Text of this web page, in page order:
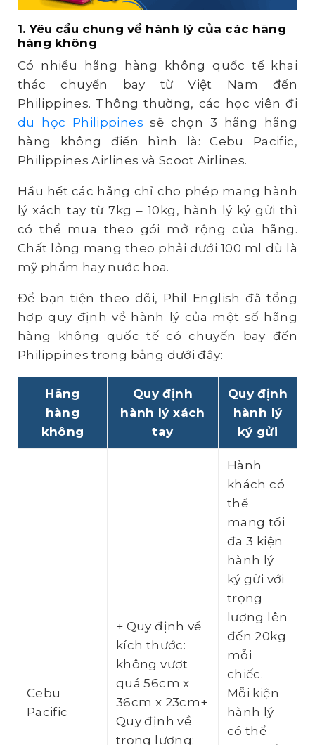
1. Yêu cầu chung về hành lý của các hãng
hàng không
Có nhiều hãng hàng không quốc tế khai
thác chuyến bay từ Việt Nam đến
Philippines. Thông thường, các học viên đi
du học Philippines sẽ chọn 3 hãng hãng
hàng không điển hình là: Cebu Pacific,
Philippines Airlines và Scoot Airlines.
Hầu hết các hãng chỉ cho phép mang hành
lý xách tay từ 7kg – 10kg, hành lý ký gửi thì
có thể mua theo gói mở rộng của hãng.
Chất lỏng mang theo phải dưới 100 ml dù là
mỹ phẩm hay nước hoa.
Để bạn tiện theo dõi, Phil English đã tổng
hợp quy định về hành lý của một số hãng
hàng không quốc tế có chuyến bay đến
Philippines trong bảng dưới đây:
Hãng
hàng
không
Quy định
hành lý xách
tay
Quy định
hành lý
ký gửi
Cebu
Pacific
+ Quy định về
kích thước:
không vượt
quá 56cm x
36cm x 23cm+
Quy định về
trọng lượng:
Hành
khách có
thể
mang tối
đa 3 kiện
hành lý
ký gửi với
trọng
lượng lên
đến 20kg
mỗi
chiếc.
Mỗi kiện
hành lý
có thể